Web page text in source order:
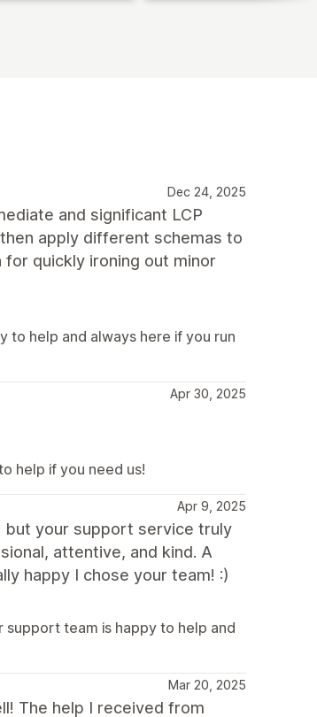
Dec 24, 2025
and significant LCP
apply different schemas to
quickly ironing out minor
to help and always here if you run
Apr 30, 2025
help if you need us!
Apr 9, 2025
but your support service truly
attentive, and kind. A
happy I chose your team! :)
support team is happy to help and
Mar 20, 2025
The help I received from